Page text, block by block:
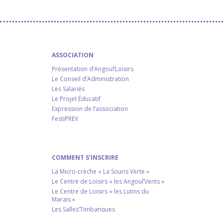
ASSOCIATION
Présentation d’Angoul’Loisirs
Le Conseil d’Administration
Les Salariés
Le Projet Éducatif
Expression de l’association
FestiPREV
COMMENT S’INSCRIRE
La Micro-crèche « La Souris Verte »
Le Centre de Loisirs « les Angoul’Vents »
Le Centre de Loisirs « les Lutins du
Marais »
Les Salles’Timbanques